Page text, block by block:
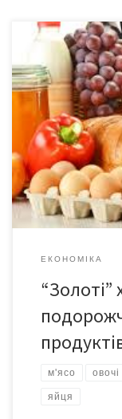
У квітні
подорожчання
зросла на 29,7%,
14,8%, передає
значно нижче за
пов’язано з
ЕКОНОМІКА
“Золоті”
м'ясо овочі
яйця